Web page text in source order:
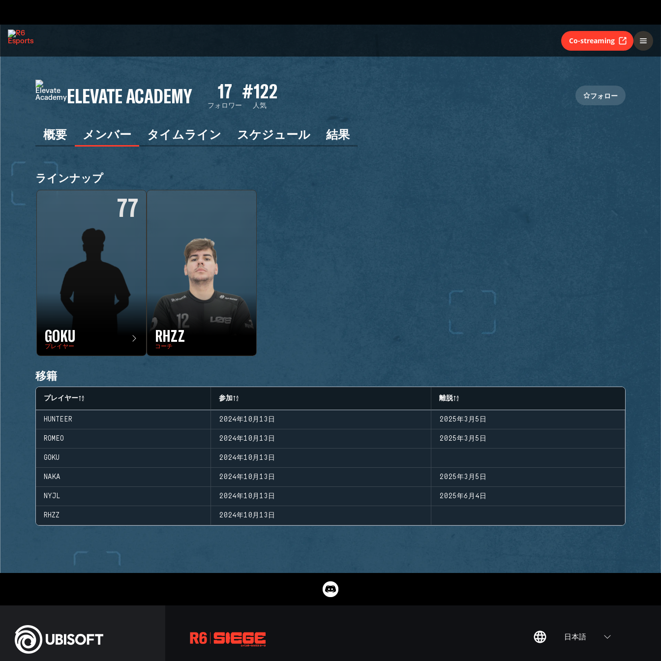
Co-streaming
ELEVATE ACADEMY 17
フォロワー
#122
人気
フォロー
概要 メンバー タイムライン スケジュール 結果
ラインナップ
77
GOKU
プレイヤー
RHZZ
コーチ
移籍
プレイヤー 参加 離脱
HUNTEER 2024年10月13日 2025年3月5日
ROMEO 2024年10月13日 2025年3月5日
GOKU 2024年10月13日
NAKA 2024年10月13日 2025年3月5日
NYJL 2024年10月13日 2025年6月4日
RHZZ 2024年10月13日
日本語